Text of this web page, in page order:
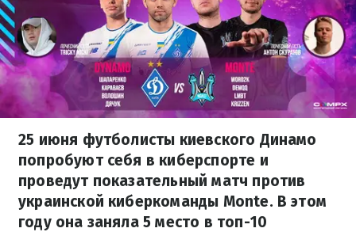
25 июня футболисты киевского Динамо
попробуют себя в киберспорте и
проведут показательный матч против
украинской киберкоманды Monte. В этом
году она заняла 5 место в топ-10